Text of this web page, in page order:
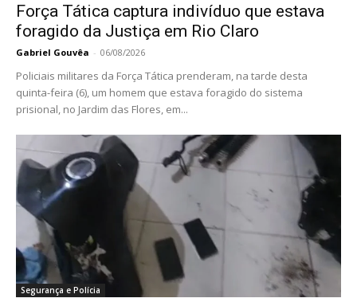
Força Tática captura indivíduo que estava
foragido da Justiça em Rio Claro
Gabriel Gouvêa - 06/08/2026
Policiais militares da Força Tática prenderam, na tarde desta
quinta-feira (6), um homem que estava foragido do sistema
prisional, no Jardim das Flores, em...
Segurança e Polícia